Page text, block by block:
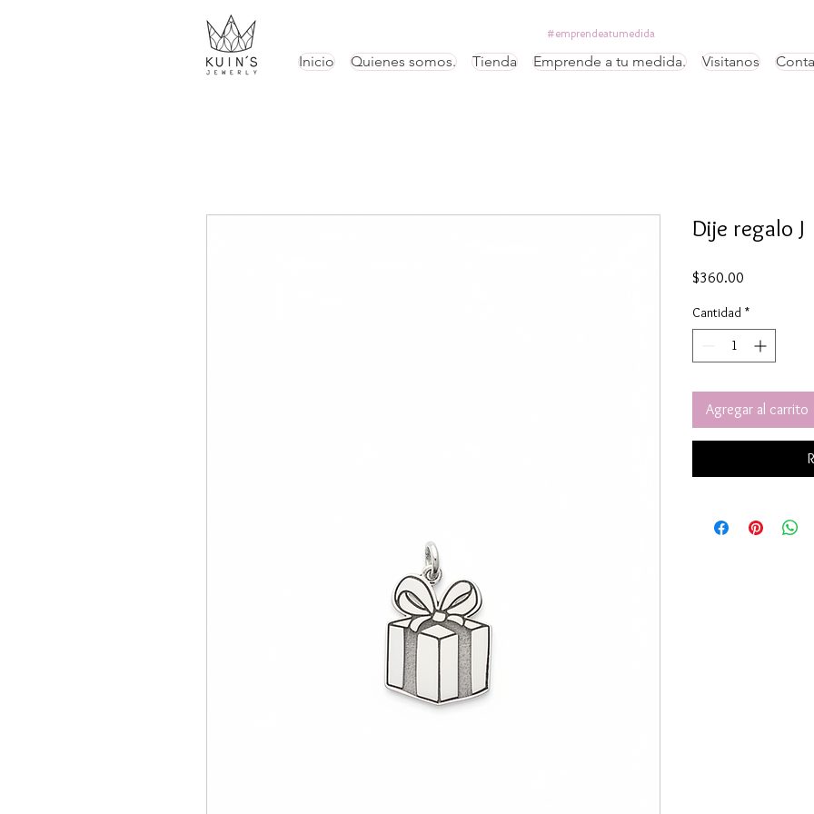
#emprendeatumedida
Inicio Quienes somos. Tienda Emprende a tu medida. Visitanos
Dije regalo J
$360.00
Cantidad *
Agregar al carrito